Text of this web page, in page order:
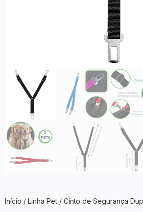
Início / Linha Pet / Cinto de Segurança